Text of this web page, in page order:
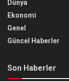
Dünya
Ekonomi
Genel
Güncel Haberler
Son Haberler